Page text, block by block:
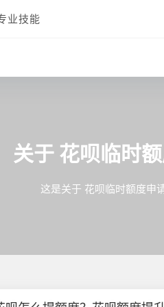
业技能
关于 花呗临时
这是关于 花呗临时额度申